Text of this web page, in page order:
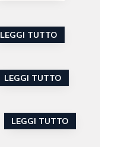
LEGGI TUTTO
LEGGI TUTTO
LEGGI TUTTO